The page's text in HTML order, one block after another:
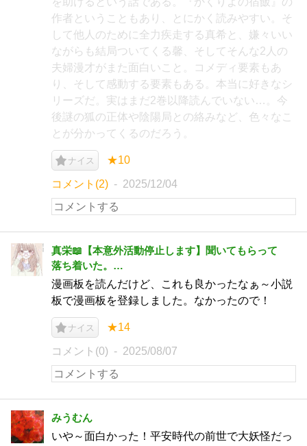
作者ということもあり、とにかく読みやすい。そ
して他人のために全力疾走する真希と、嫌々いい
ながらも結局ついてくる馨、そしてそんな2人の
夫婦漫才がまた面白いこと。コメディ要素もあ
り、そして感動する要素もある。本当に好きなシ
リーズだ。実はまだ2巻以降読んでいない…。今
後謎の狐の正体や陰陽局との絡みなど、色々なこ
とが分かってくるのだろう。
ナイス ★10
コメント(2) 2025/12/04
真栄📖【本意外活動停止します】聞いてもらって
落ち着いた。…
漫画板を読んだけど、これも良かったなぁ～小説
板で漫画板を登録しました。なかったので！
ナイス ★14
コメント(0) 2025/08/07
みうむん
いや～面白かった！平安時代の前世で大妖怪だっ